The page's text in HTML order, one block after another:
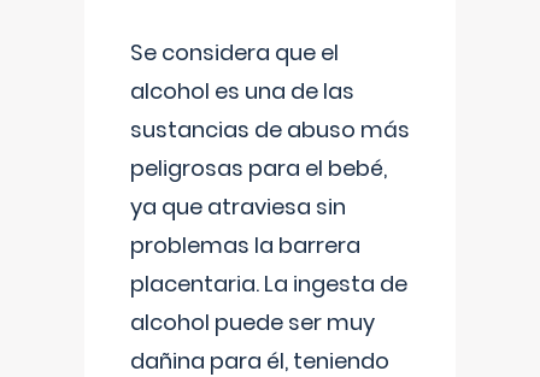
Se considera que el
alcohol es una de las
sustancias de abuso más
peligrosas para el bebé,
ya que atraviesa sin
problemas la barrera
placentaria. La ingesta de
alcohol puede ser muy
dañina para él, teniendo